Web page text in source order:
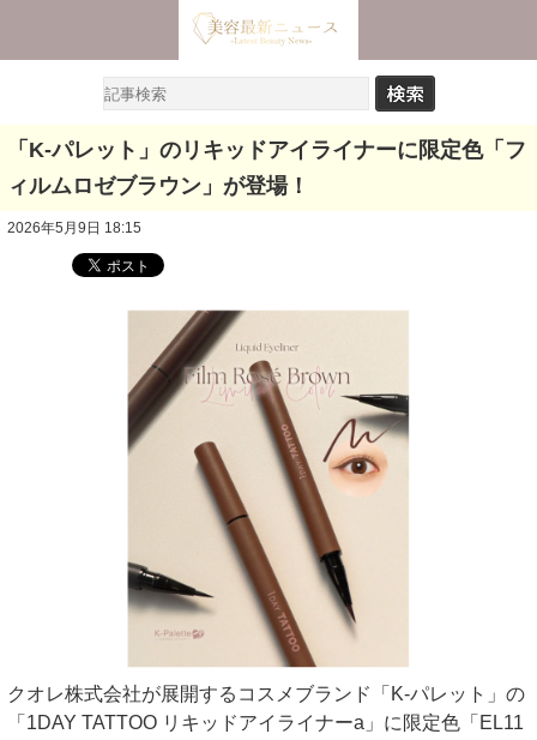
「K-パレット」のリキッドアイライナーに限定色「フ
ィルムロゼブラウン」が登場！
2026年5月9日 18:15
クオレ株式会社が展開するコスメブランド「K-パレット」の
「1DAY TATTOO リキッドアイライナーa」に限定色「EL11